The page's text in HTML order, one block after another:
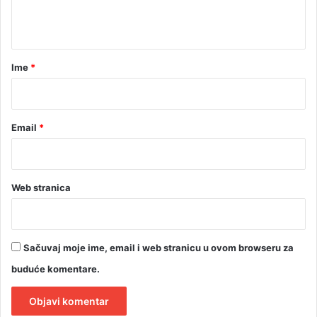
z
a
rIme *
Email *
Web stranica
Sačuvaj moje ime, email i web stranicu u ovom browseru za
buduće komentare.